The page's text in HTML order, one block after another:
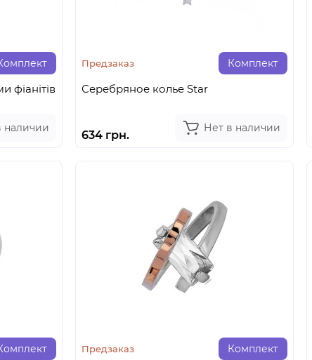
фіанітів
наличии
Комплект
Предзаказ
Серебряное колье Star
634 грн.
Нет в наличии
Комплект
Предзаказ